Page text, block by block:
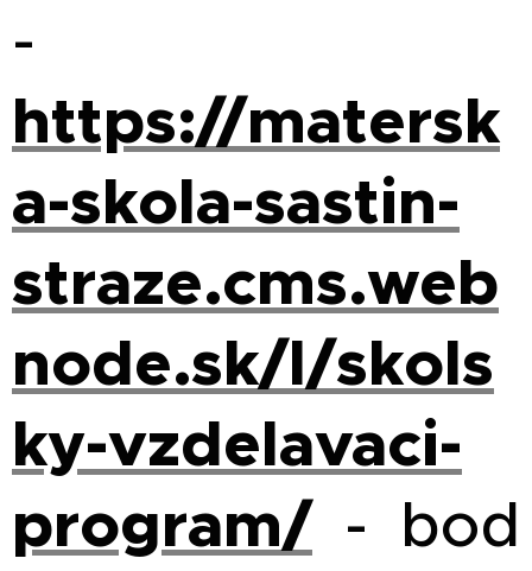
-
https://matersk
a-skola-sastin-
straze.cms.web
node.sk/l/skols
ky-vzdelavaci-
program/- bod